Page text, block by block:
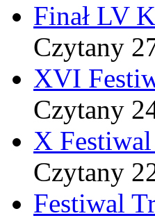
Finał LV
Czytany
XVI
Czytany
X
Czytany
Festiwal